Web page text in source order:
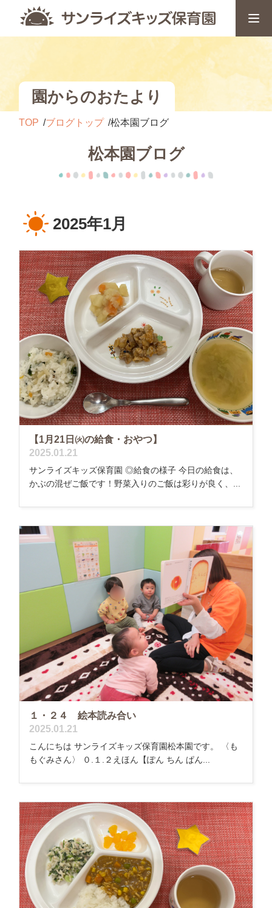
園からのおたより
TOP ブログトップ 松本園ブログ
松本園ブログ
2025年1月
【1月21日㈫の給食・おやつ】
2025.01.21
サンライズキッズ保育園 ◎給食の様子 今日の給食は、
かぶの混ぜご飯です！野菜入りのご飯は彩りが良く、...
１・２４ 絵本読み合い
2025.01.21
こんにちは サンライズキッズ保育園松本園です。 〈も
もぐみさん〉 ０.１.２えほん【ぽん ちん ぱん...